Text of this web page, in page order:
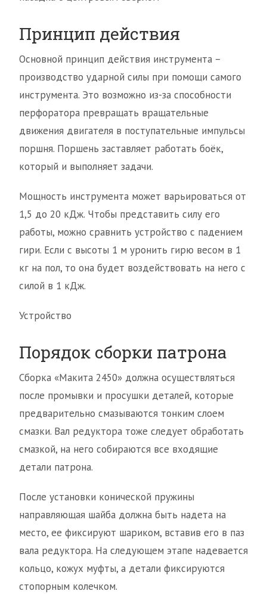
Принцип действия
Основной принцип действия инструмента –
производство ударной силы при помощи самого
инструмента. Это возможно из-за способности
перфоратора превращать вращательные
движения двигателя в поступательные импульсы
поршня. Поршень заставляет работать боёк,
который и выполняет задачи.
Мощность инструмента может варьироваться от
1,5 до 20 кДж. Чтобы представить силу его
работы, можно сравнить устройство с падением
гири. Если с высоты 1 м уронить гирю весом в 1
кг на пол, то она будет воздействовать на него с
силой в 1 кДж.
Устройство
Порядок сборки патрона
Сборка «Макита 2450» должна осуществляться
после промывки и просушки деталей, которые
предварительно смазываются тонким слоем
смазки. Вал редуктора тоже следует обработать
смазкой, на него собираются все входящие
детали патрона.
После установки конической пружины
направляющая шайба должна быть надета на
место, ее фиксируют шариком, вставив его в паз
вала редуктора. На следующем этапе надевается
кольцо, кожух муфты, а детали фиксируются
стопорным колечком.